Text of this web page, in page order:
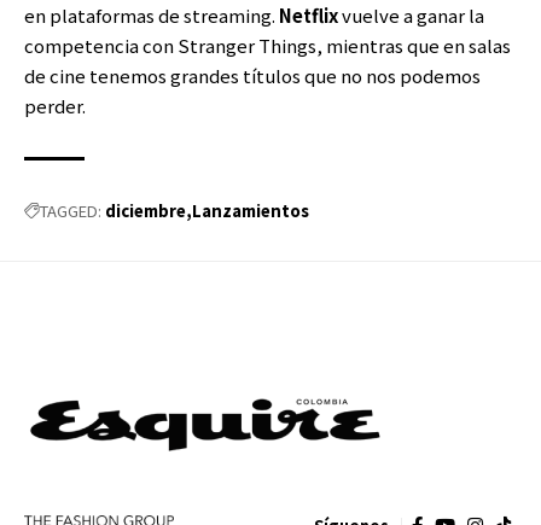
en plataformas de streaming. Netflixvuelve a ganar la
competencia con Stranger Things, mientras que en salas
de cine tenemos grandes títulos que no nos podemos
perder.
TAGGED: diciembre Lanzamientos